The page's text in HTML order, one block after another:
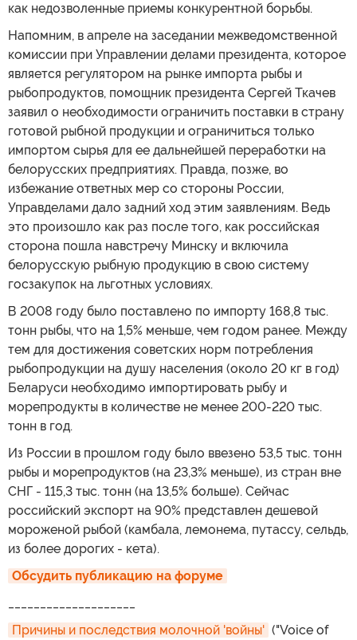
как недозволенные приемы конкурентной борьбы.
Напомним, в апреле на заседании межведомственной
комиссии при Управлении делами президента, которое
является регулятором на рынке импорта рыбы и
рыбопродуктов, помощник президента Сергей Ткачев
заявил о необходимости ограничить поставки в страну
готовой рыбной продукции и ограничиться только
импортом сырья для ее дальнейшей переработки на
белорусских предприятиях. Правда, позже, во
избежание ответных мер со стороны России,
Управделами дало задний ход этим заявлениям. Ведь
это произошло как раз после того, как российская
сторона пошла навстречу Минску и включила
белорусскую рыбную продукцию в свою систему
госзакупок на льготных условиях.
В 2008 году было поставлено по импорту 168,8 тыс.
тонн рыбы, что на 1,5% меньше, чем годом ранее. Между
тем для достижения советских норм потребления
рыбопродукции на душу населения (около 20 кг в год)
Беларуси необходимо импортировать рыбу и
морепродукты в количестве не менее 200-220 тыс.
тонн в год.
Из России в прошлом году было ввезено 53,5 тыс. тонн
рыбы и морепродуктов (на 23,3% меньше), из стран вне
СНГ - 115,3 тыс. тонн (на 13,5% больше). Сейчас
российский экспорт на 90% представлен дешевой
мороженой рыбой (камбала, лемонема, путассу, сельдь,
из более дорогих - кета).
Обсудить публикацию на форуме
Причины и последствия молочной 'войны' ("Voice of